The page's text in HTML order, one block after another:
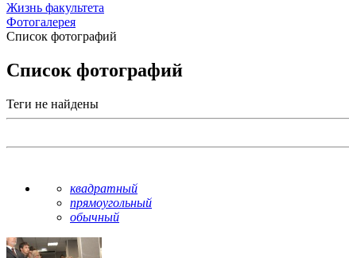
Жизнь факультета
Фотогалерея
Список фотографий
Список фотографий
Теги не найдены
квадратный
прямоугольный
обычный